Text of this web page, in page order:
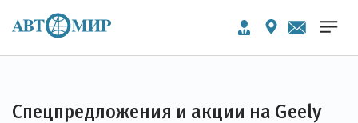
Спецпредложения и акции на Geely